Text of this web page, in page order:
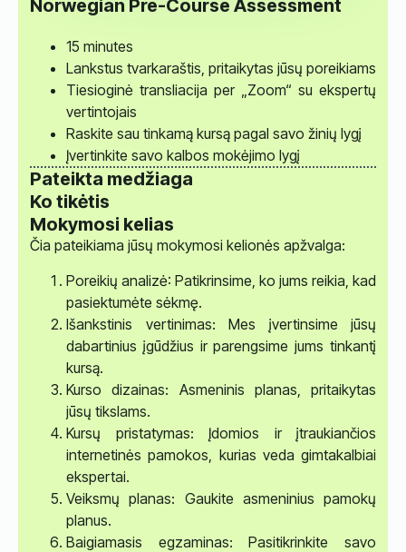
Norwegian Pre-Course Assessment
15 minutes
Lankstus tvarkaraštis, pritaikytas jūsų poreikiams
Tiesioginė transliacija per „Zoom“ su ekspertų
vertintojais
Raskite sau tinkamą kursą pagal savo žinių lygį
Įvertinkite savo kalbos mokėjimo lygį
Pateikta medžiaga
Ko tikėtis
Mokymosi kelias
Čia pateikiama jūsų mokymosi kelionės apžvalga:
Poreikių analizė: Patikrinsime, ko jums reikia, kad
pasiektumėte sėkmę.
Išankstinis vertinimas: Mes įvertinsime jūsų
dabartinius įgūdžius ir parengsime jums tinkantį
kursą.
Kurso dizainas: Asmeninis planas, pritaikytas
jūsų tikslams.
Kursų pristatymas: Įdomios ir įtraukiančios
internetinės pamokos, kurias veda gimtakalbiai
ekspertai.
Veiksmų planas: Gaukite asmeninius pamokų
planus.
Baigiamasis egzaminas: Pasitikrinkite savo